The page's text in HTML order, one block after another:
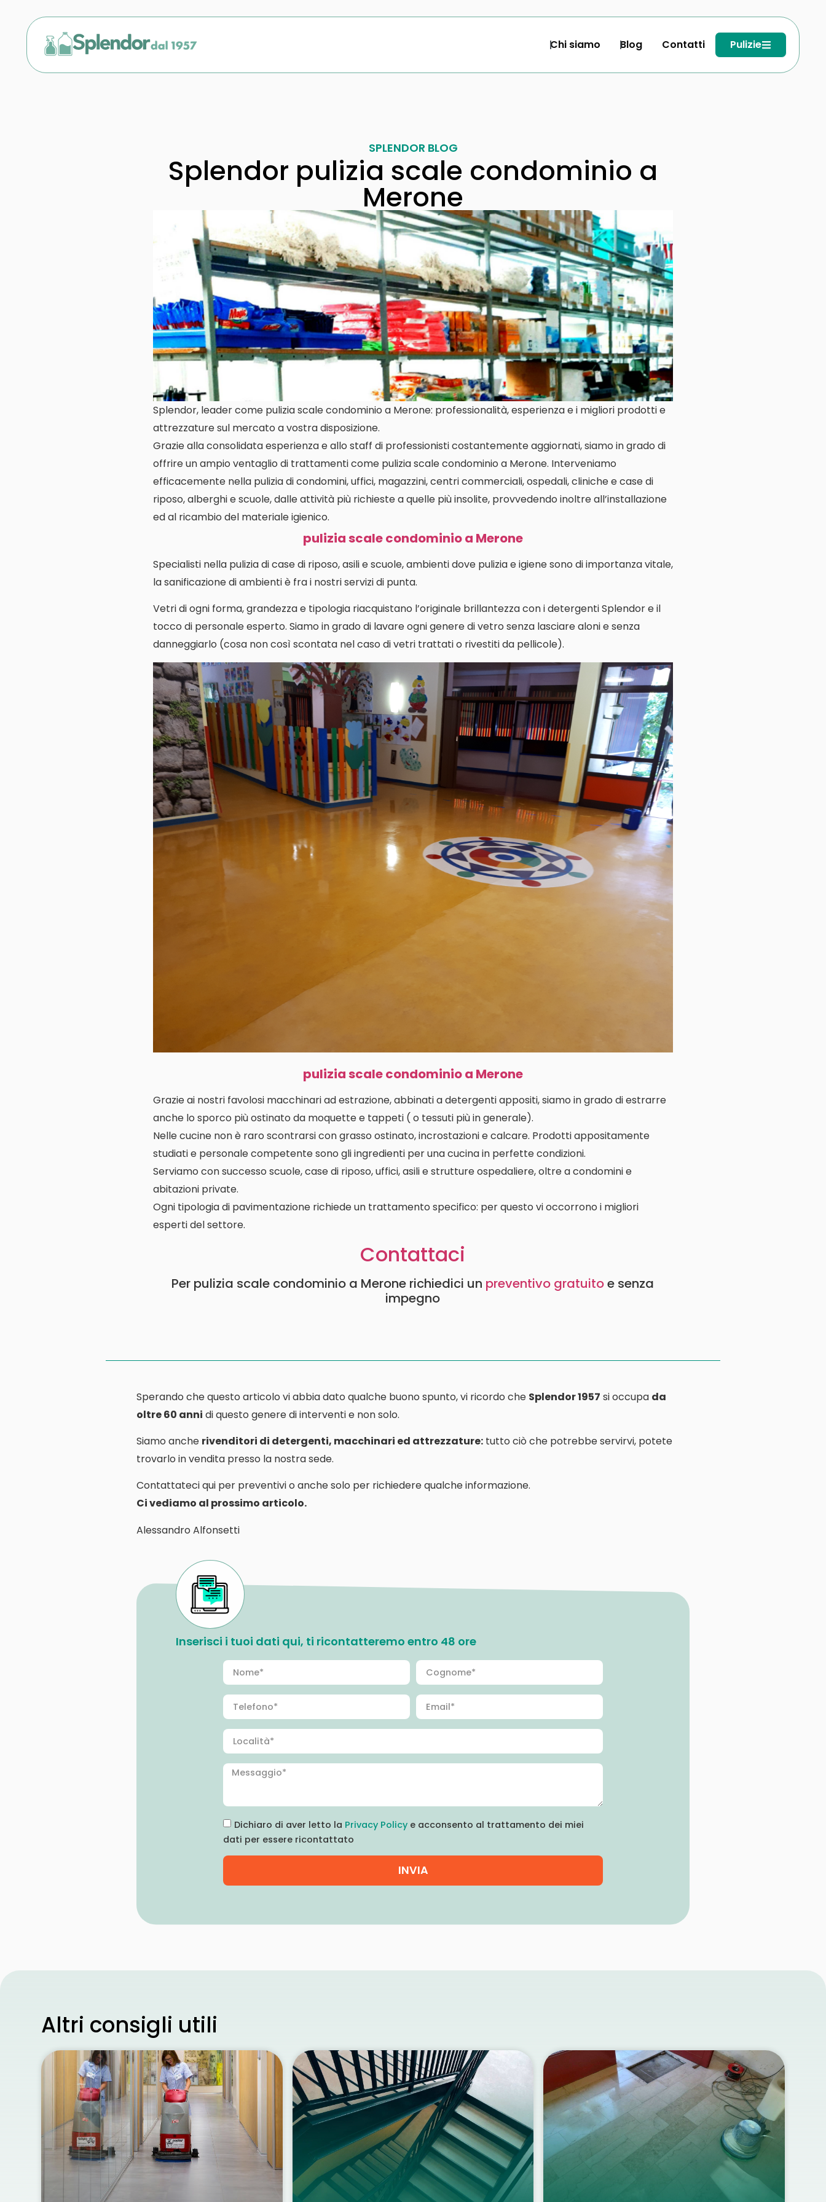
Chi siamo Blog Contatti Pulizie
SPLENDOR BLOG
Splendor pulizia scale condominio a
Merone
Splendor, leader come pulizia scale condominio a Merone: professionalità, esperienza e i migliori prodotti e
attrezzature sul mercato a vostra disposizione.
Grazie alla consolidata esperienza e allo staff di professionisti costantemente aggiornati, siamo in grado di
offrire un ampio ventaglio di trattamenti come pulizia scale condominio a Merone. Interveniamo
efficacemente nella pulizia di condomini, uffici, magazzini, centri commerciali, ospedali, cliniche e case di
riposo, alberghi e scuole, dalle attività più richieste a quelle più insolite, provvedendo inoltre all’installazione
ed al ricambio del materiale igienico.
pulizia scale condominio a Merone
Specialisti nella pulizia di case di riposo, asili e scuole, ambienti dove pulizia e igiene sono di importanza vitale,
la sanificazione di ambienti è fra i nostri servizi di punta.
Vetri di ogni forma, grandezza e tipologia riacquistano l’originale brillantezza con i detergenti Splendor e il
tocco di personale esperto. Siamo in grado di lavare ogni genere di vetro senza lasciare aloni e senza
danneggiarlo (cosa non così scontata nel caso di vetri trattati o rivestiti da pellicole).
pulizia scale condominio a Merone
Grazie ai nostri favolosi macchinari ad estrazione, abbinati a detergenti appositi, siamo in grado di estrarre
anche lo sporco più ostinato da moquette e tappeti ( o tessuti più in generale).
Nelle cucine non è raro scontrarsi con grasso ostinato, incrostazioni e calcare. Prodotti appositamente
studiati e personale competente sono gli ingredienti per una cucina in perfette condizioni.
Serviamo con successo scuole, case di riposo, uffici, asili e strutture ospedaliere, oltre a condomini e
abitazioni private.
Ogni tipologia di pavimentazione richiede un trattamento specifico: per questo vi occorrono i migliori
esperti del settore.
Contattaci
Per pulizia scale condominio a Merone richiedici un preventivo gratuitoe senza
impegno
Sperando che questo articolo vi abbia dato qualche buono spunto, vi ricordo che Splendor 1957 si occupa da
oltre 60 anni di questo genere di interventi e non solo.
Siamo anche rivenditori di detergenti, macchinari ed attrezzature: tutto ciò che potrebbe servirvi, potete
trovarlo in vendita presso la nostra sede.
Contattateci qui per preventivi o anche solo per richiedere qualche informazione.
Ci vediamo al prossimo articolo.
Alessandro Alfonsetti
Inserisci i tuoi dati qui, ti ricontatteremo entro 48 ore
Dichiaro di aver letto la Privacy Policy e acconsento al trattamento dei miei
dati per essere ricontattato
INVIA
Altri consigli utili